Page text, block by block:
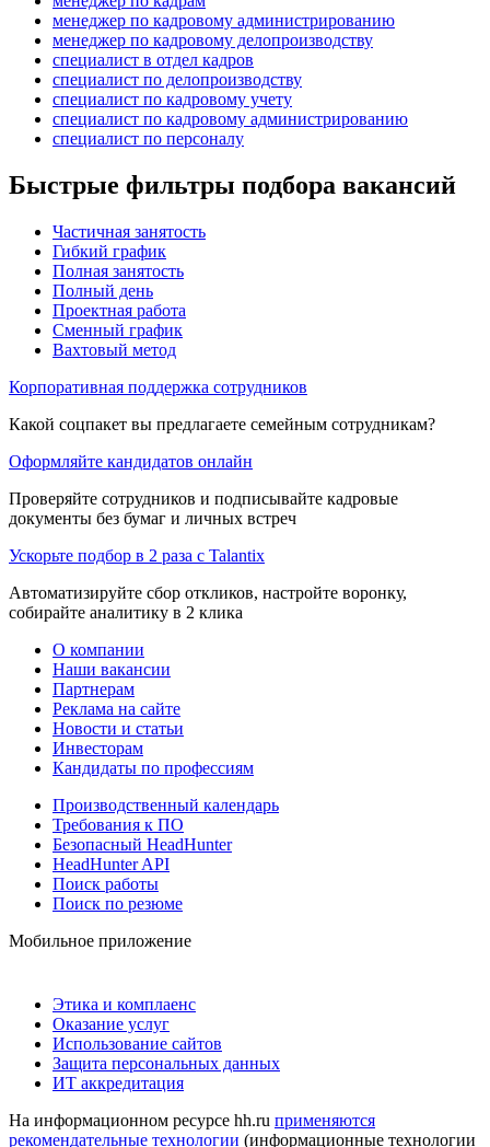
менеджер по кадровому администрированию
менеджер по кадровому делопроизводству
специалист в отдел кадров
специалист по делопроизводству
специалист по кадровому учету
специалист по кадровому администрированию
специалист по персоналу
Быстрые фильтры подбора вакансий
Частичная занятость
Гибкий график
Полная занятость
Полный день
Проектная работа
Сменный график
Вахтовый метод
Корпоративная поддержка сотрудников
Какой соцпакет вы предлагаете семейным сотрудникам?
Оформляйте кандидатов онлайн
Проверяйте сотрудников и подписывайте кадровые
документы без бумаг и личных встреч
Ускорьте подбор в 2 раза с Talantix
Автоматизируйте сбор откликов, настройте воронку,
собирайте аналитику в 2 клика
О компании
Наши вакансии
Партнерам
Реклама на сайте
Новости и статьи
Инвесторам
Кандидаты по профессиям
Производственный календарь
Требования к ПО
Безопасный HeadHunter
HeadHunter API
Поиск работы
Поиск по резюме
Мобильное приложение
Этика и комплаенс
Оказание услуг
Использование сайтов
Защита персональных данных
ИТ аккредитация
На информационном ресурсе hh.ru применяются
рекомендательные технологии (информационные технологии